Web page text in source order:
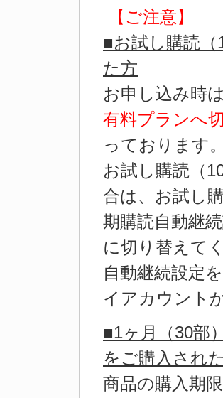
【ご注意】
■お試し購読
た方
お申し込み時
有料プランへ
っております
お試し購読（
合は、お試し
期購読自動継
に切り替えて
自動継続設定
イアカウント
■1ヶ月（30部
をご購入され
商品の購入期